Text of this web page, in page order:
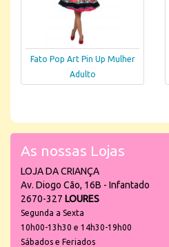
Fato Pop Art Pin Up Mulher
Adulto
As nossas Lojas
LOJA DA CRIANÇA
Av. Diogo Cão, 16B - Infantado
2670-327 LOURES
Segunda a Sexta
10h00-13h30 e 14h30-19h00
Sábados e Feriados